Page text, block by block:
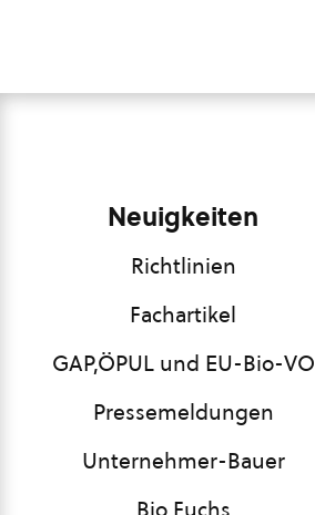
Neuigkeiten
Richtlinien
Fachartikel
GAP,ÖPUL und EU-Bio-VO
Pressemeldungen
Unternehmer-Bauer